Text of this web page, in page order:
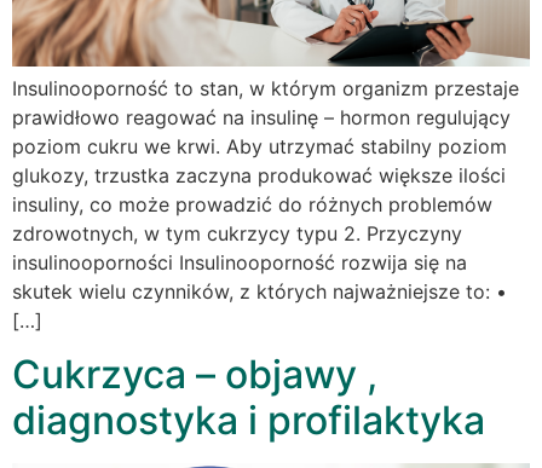
Insulinooporność to stan, w którym organizm przestaje
prawidłowo reagować na insulinę – hormon regulujący
poziom cukru we krwi. Aby utrzymać stabilny poziom
glukozy, trzustka zaczyna produkować większe ilości
insuliny, co może prowadzić do różnych problemów
zdrowotnych, w tym cukrzycy typu 2. Przyczyny
insulinooporności Insulinooporność rozwija się na
skutek wielu czynników, z których najważniejsze to: •
[…]
Cukrzyca – objawy ,
diagnostyka i profilaktyka